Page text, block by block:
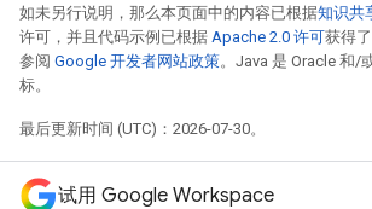
如未另行说明，那么本页面中的内容已根据知识共
许可，并且代码示例已根据 Apache 2.0 许可获得
参阅 Google 开发者网站政策。Java 是 Oracle 和/
标。
最后更新时间 (UTC)：2026-07-30。
试用 Google Workspace